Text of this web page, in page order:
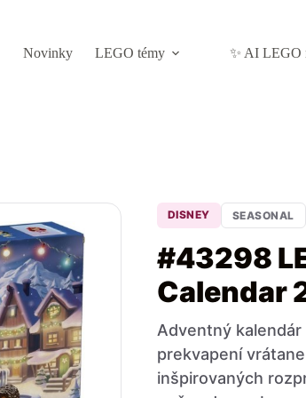
Novinky
LEGO témy ✨ AI LEGO
DISNEY SEASONAL
#43298
Calendar
Adventný
prekvapení
inšpirovaných